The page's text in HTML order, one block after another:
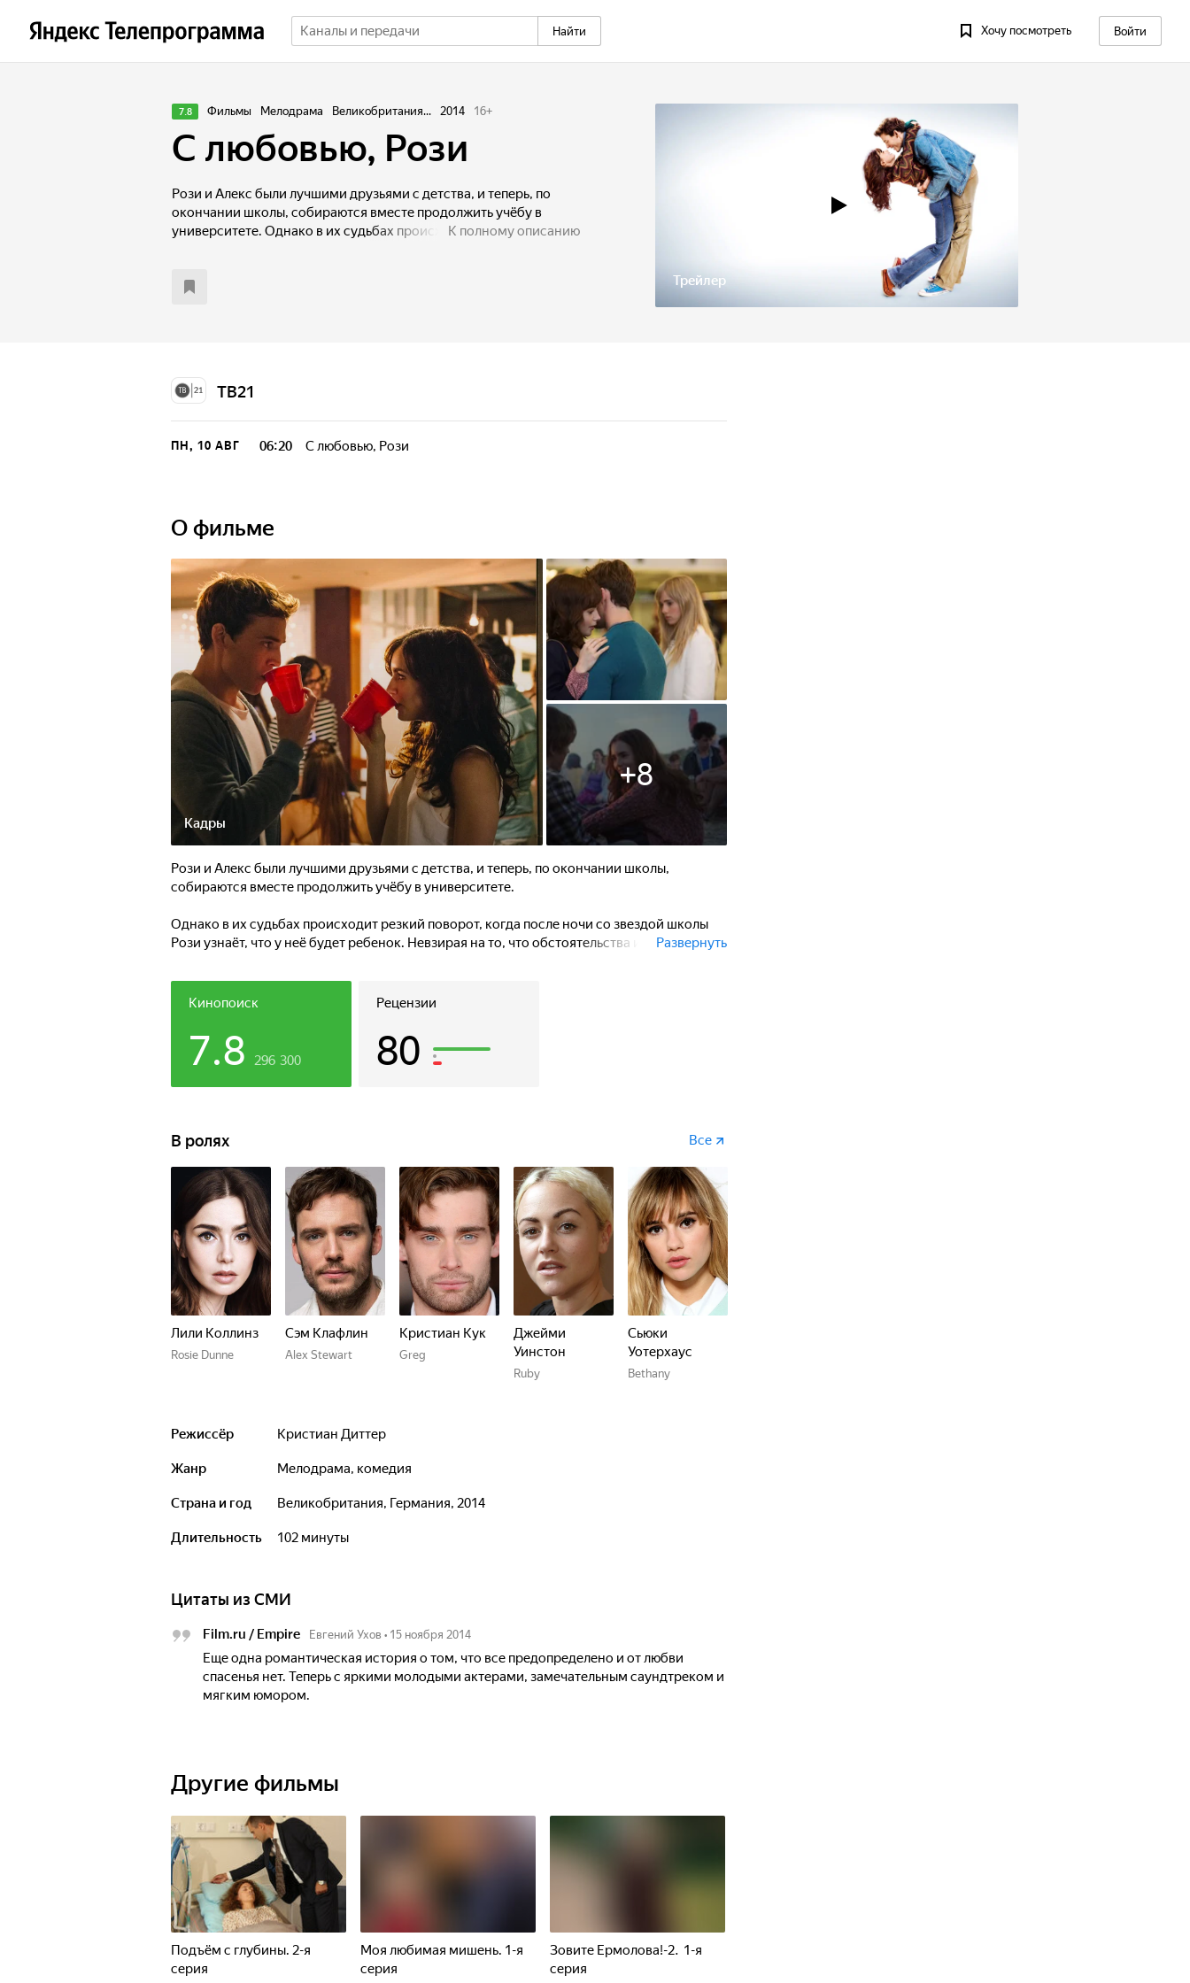
Найти Хочу посмотреть Войти
Трейлер
7.8 Фильмы Мелодрама Великобритания... 2014 16+
С любовью, Рози
Рози и Алекс были лучшими друзьями с детства, и теперь, по
окончании школы, собираются вместе продолжить учёбу в
университете. Однако в их судьбах происходит резкий поворот,
ситуации разлучают героев, они и спустя годы продолжают
К полному описанию
ТВ21
ПН, 10 АВГ 06:20 С любовью, Рози
О фильме
Кадры
+8
Рози и Алекс были лучшими друзьями с детства, и теперь, по окончании школы,
собираются вместе продолжить учёбу в университете.
Однако в их судьбах происходит резкий поворот, когда после ночи со звездой школы
Рози узнаёт, что у неё будет ребенок. Невзирая на то, что обстоятельства и жизненные
том чувстве, что соединило их в юности…
Развернуть
Кинопоиск
7.8 296 300
Рецензии
80
В ролях Все
Лили Коллинз
Rosie Dunne
Сэм Клафлин
Alex Stewart
Кристиан Кук
Greg
Джейми
Уинстон
Ruby
Сьюки
Уотерхаус
Bethany
Режиссёр Кристиан Диттер
Жанр мелодрама, комедия
Страна и год Великобритания, Германия, 2014
Длительность 102 минуты
Цитаты из СМИ
Film.ru / Empire Евгений Ухов • 15 ноября 2014
Еще одна романтическая история о том, что все предопределено и от любви
спасенья нет. Теперь с яркими молодыми актерами, замечательным саундтреком и
мягким юмором.
Другие фильмы
Подъём с глубины. 2-я
серия
Моя любимая мишень. 1-я
серия
Зовите Ермолова!-2. 1-я
серия